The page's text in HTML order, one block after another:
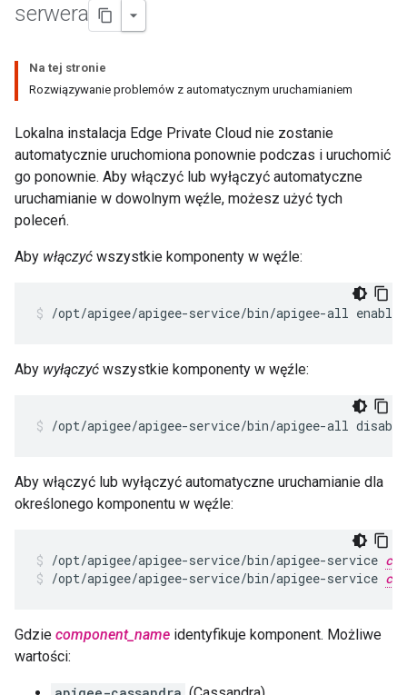
serwera
Na tej stronie
Rozwiązywanie problemów z automatycznym uruchamianiem
Lokalna instalacja Edge Private Cloud nie zostanie
automatycznie uruchomiona ponownie podczas i uruchomić
go ponownie. Aby włączyć lub wyłączyć automatyczne
uruchamianie w dowolnym węźle, możesz użyć tych
poleceń.
Aby włączyć wszystkie komponenty w węźle:
/opt/apigee/apigee-service/bin/apigee-all
Aby wyłączyć wszystkie komponenty w węźle:
/opt/apigee/apigee-service/bin/apigee-all
Aby włączyć lub wyłączyć automatyczne uruchamianie dla
określonego komponentu w węźle:
/opt/apigee/apigee-service/bin/apigee-service
/opt/apigee/apigee-service/bin/apigee-service
Gdzie component_name identyfikuje komponent. Możliwe
wartości: